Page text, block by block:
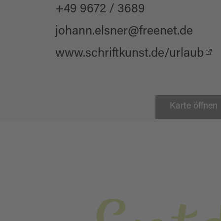
+49 9672 / 3689
johann.elsner@freenet.de
www.schriftkunst.de/urlaub
Karte öffnen
Neunburg vorm Wald